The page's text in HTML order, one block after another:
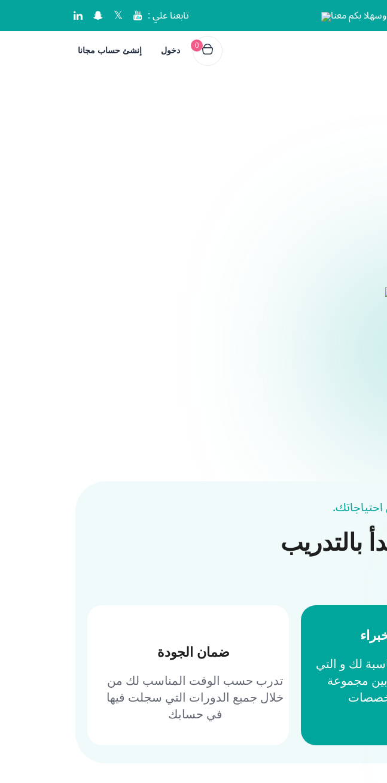
بكم معنا تابعنا علي :
0
دخول إنشئ حساب مجانا
بالتدريب
لك و التي
بين مجموعة
ضمان الجودة
تدرب حسب الوقت المناسب لك من
خلال جميع الدورات التي سجلت فيها
في حسابك